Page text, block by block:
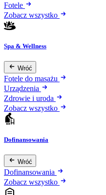
Fotele
Zobacz wszystko
Spa & Wellness
Wróć
Fotele do masażu
Urządzenia
Zdrowie i uroda
Zobacz wszystko
Dofinansowania
Wróć
Dofinansowania
Zobacz wszystko